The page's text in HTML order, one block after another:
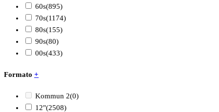
60s(895)
70s(1174)
80s(155)
90s(80)
00s(433)
Formato +
Kommun 2(0)
12"(2508)